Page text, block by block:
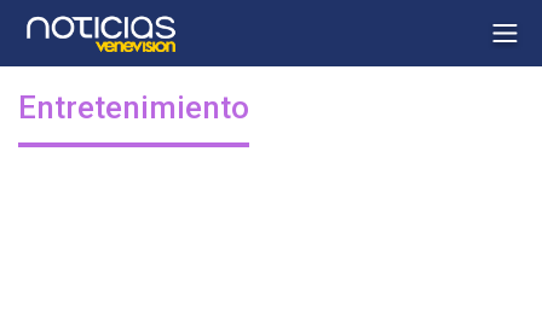
Entretenimiento